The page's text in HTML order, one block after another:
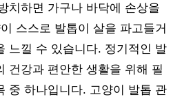
치하면 가구나 바닥에 손상을
스스로 발톱이 살을 파고들거
느낄 수 있습니다. 정기적인 발
건강과 편안한 생활을 위해 필
중 하나입니다. 고양이 발톱 관